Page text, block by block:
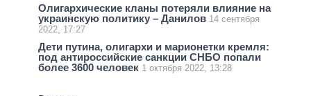
Олигархические кланы потеряли влияние на
украинскую политику – Данилов 14 сентября
2022, 17:27
Дети путина, олигархи и марионетки кремля:
под антироссийские санкции СНБО попали
более 3600 человек 1 октября 2022, 13:28